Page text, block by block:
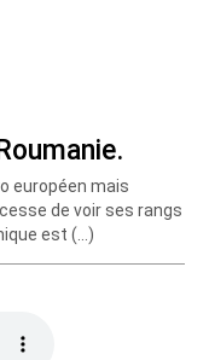
ici
européen mais
de voir ses rangs
est (…)